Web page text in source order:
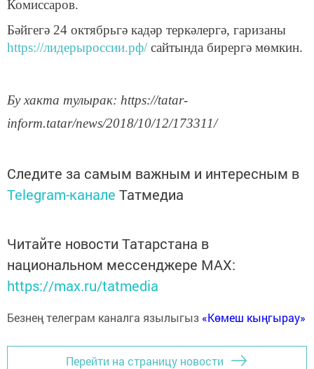
Комиссаров.
Бәйгегә 24 октябрьгә кадәр теркәлергә, гаризаны
https://лидерыроссии.рф/ сайтында бирергә мөмкин.
Бу хакта тулырак: https://tatar-
inform.tatar/news/2018/10/12/173311/
Следите за самым важным и интересным в
Telegram-канале Татмедиа
Читайте новости Татарстана в
национальном мессенджере MАХ:
https://max.ru/tatmedia
Безнең телеграм каналга язылыгыз «Көмеш кыңгырау»
Перейти на страницу новости